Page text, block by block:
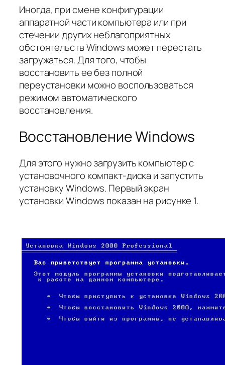
Иногда, при смене конфигурации
аппаратной части компьютера или при
стечении других неблагоприятных
обстоятельств Windows может перестать
загружаться. Для того, чтобы
восстановить ее без полной
переустановки можно воспользоваться
режимом автоматического
восстановления.
Восстановление Windows
Для этого нужно загрузить компьютер с
установочного компакт-диска и запустить
установку Windows. Первый экран
установки Windows показан на рисунке 1.